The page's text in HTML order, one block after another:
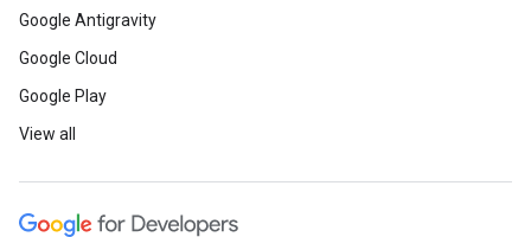
Google Antigravity
Google Cloud
Google Play
View all